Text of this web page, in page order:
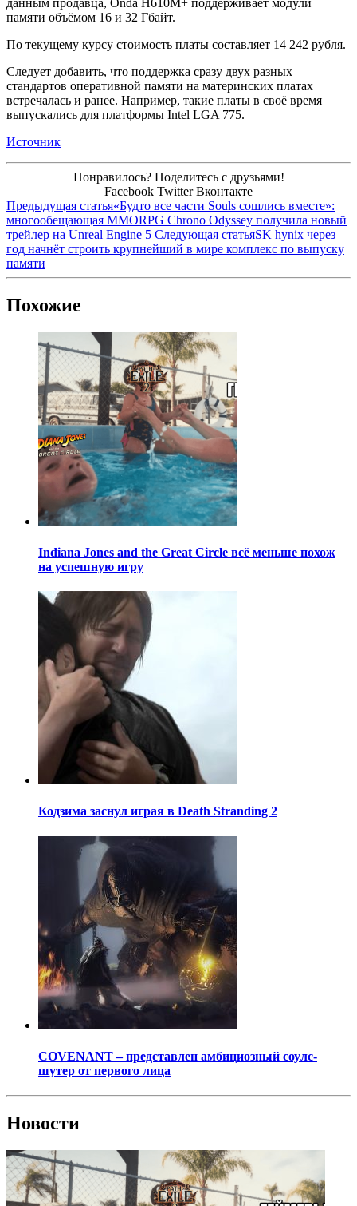
памяти объёмом 16 и 32 Гбайт.
По текущему курсу стоимость платы составляет 14 242 рубля.
Следует добавить, что поддержка сразу двух разных
стандартов оперативной памяти на материнских платах
встречалась и ранее. Например, такие платы в своё время
выпускались для платформы Intel LGA 775.
Источник
Понравилось? Поделитесь с друзьями!
Facebook Twitter Вконтакте
Предыдущая статья«Будто все части Souls сошлись вместе»:
многообещающая MMORPG Chrono Odyssey получила новый
трейлер на Unreal Engine 5 Следующая статьяSK hynix через
год начнёт строить крупнейший в мире комплекс по выпуску
памяти
Похожие
Indiana Jones and the Great Circle всё меньше похож
на успешную игру
Кодзима заснул играя в Death Stranding 2
COVENANT – представлен амбициозный соулс-
шутер от первого лица
Новости